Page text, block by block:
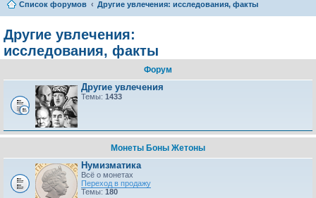
Список форумов Другие увлечения: исследования, факты
Другие увлечения:
исследования, факты
Форум
Другие увлечения
Темы: 1433
Монеты Боны Жетоны
Нумизматика
Всё о монетах
Переход в продажу
Темы: 180